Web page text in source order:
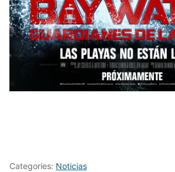
Categories: Noticias